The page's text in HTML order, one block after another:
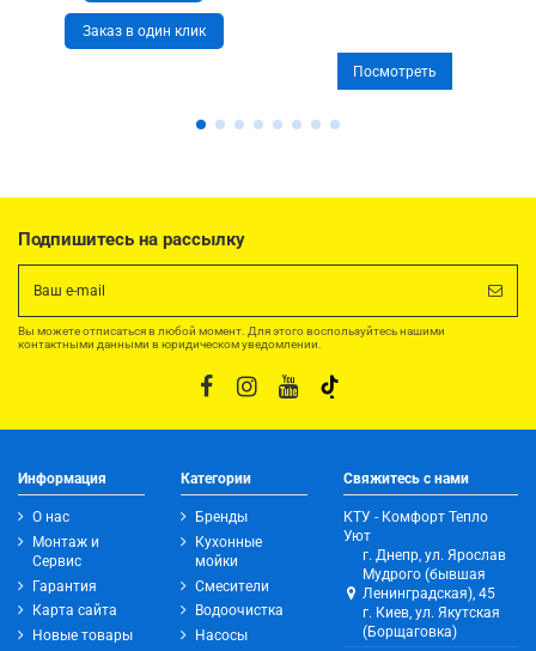
Заказ в один клик
Посмотреть
Подпишитесь на рассылку
Вы можете отписаться в любой момент. Для этого воспользуйтесь нашими
контактными данными в юридическом уведомлении.
Информация
О нас
Монтаж и
Сервис
Гарантия
Карта сайта
Новые товары
Категории
Бренды
Кухонные
мойки
Смесители
Водоочистка
Насосы
Свяжитесь с нами
КТУ - Комфорт Тепло
Уют
г. Днепр, ул. Ярослав
Мудрого (бывшая
Ленинградская), 45
г. Киев, ул. Якутская
(Борщаговка)